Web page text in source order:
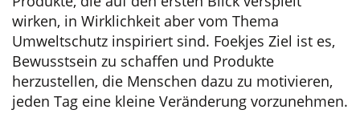
wirken, in Wirklichkeit aber vom Thema
Umweltschutz inspiriert sind. Foekjes Ziel ist es,
Bewusstsein zu schaffen und Produkte
herzustellen, die Menschen dazu zu motivieren,
jeden Tag eine kleine Veränderung vorzunehmen.